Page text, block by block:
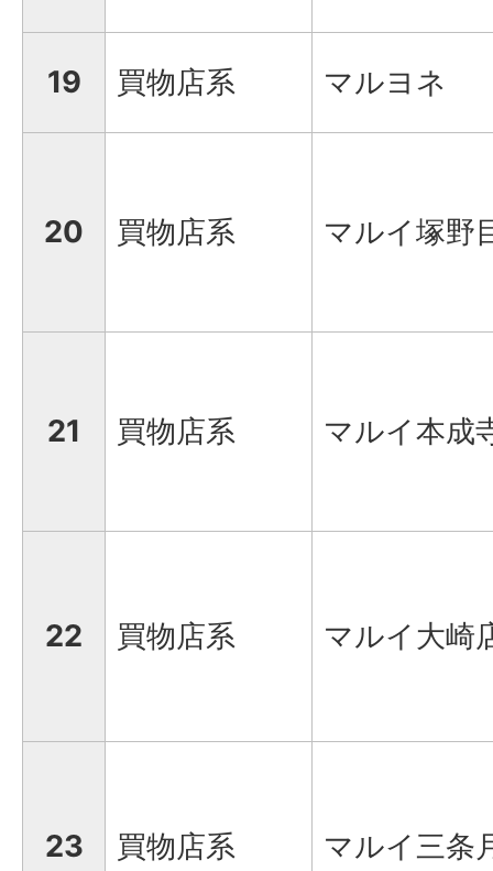
19 買物店系 マルヨネ
20 買物店系 マルイ塚野
21 買物店系 マルイ本成
22 買物店系 マルイ大崎
23 買物店系 マルイ三条